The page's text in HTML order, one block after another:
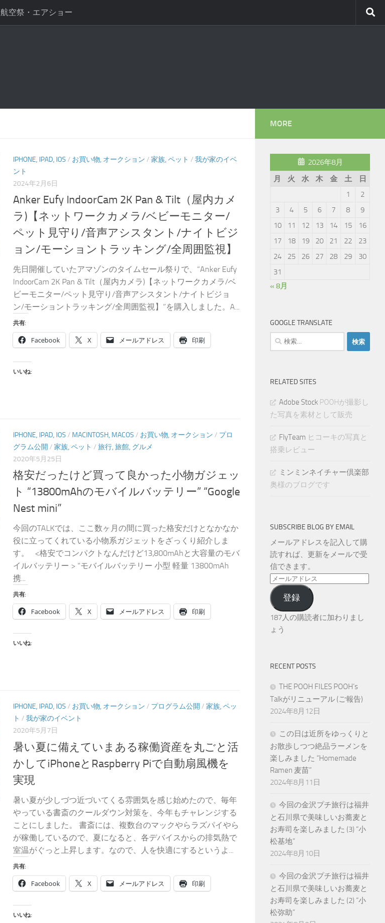
航空祭・エアショー
IPHONE, IPAD, IOS / お買い物, オークション / 家族, ペット / 我が家のイベ
ント
2024年2月6日
Anker Eufy IndoorCam 2K Pan & Tilt（屋内カメ
ラ)【ネットワークカメラ/ベビーモニター/
ペット見守り/音声アシスタント/ナイトビジ
ョン/モーショントラッキング/全周囲監視】
先日開催していたアマゾンのタイムセール祭りで、“Anker Eufy
IndoorCam 2K Pan & Tilt（屋内カメラ)【ネットワークカメラ/ベ
ビーモニター/ペット見守り/音声アシスタント/ナイトビジョ
ン/モーショントラッキング/全周囲監視】”を購入しました。A...
共有:
Facebook X メールアドレス 印刷
いいね:
IPHONE, IPAD, IOS / MACINTOSH, MACOS / お買い物, オークション / プロ
グラム公開 / 家族, ペット / 旅行, 旅館, グルメ
2020年5月25日
格安だったけど買って良かった小物ガジェッ
ト “13800mAhのモバイルバッテリー” “Google
Nest mini”
今回のTALKでは、ここ数ヶ月の間に買った格安だけとなかなか
役に立ってくれている小物系ガジェットをざっくり紹介しま
す。 <格安でコンパクトなんだけど13,800mAhと大容量のモバ
イルバッテリー > “モバイルバッテリー 小型 軽量 13800mAh
携...
共有:
Facebook X メールアドレス 印刷
いいね:
IPHONE, IPAD, IOS / お買い物, オークション / プログラム公開 / 家族, ペッ
ト / 我が家のイベント
2020年5月7日
暑い夏に備えていまある稼働資産を丸ごと活
かしてiPhoneとRaspberry Piで自動扇風機を
実現
暑い夏が少しづつ近づいてくる雰囲気を感じ始めたので、毎年
やっている書斎のクールダウン対策を、今年もチャレンジする
ことにしました。 書斎には、複数台のマックやらラズパイやら
が稼働しているので、夏になると、各デバイスからの排気熱で
室温がぐっと上昇します。なので、人を快適にするというよ...
共有:
Facebook X メールアドレス 印刷
いいね:
MORE
2026年8月
月
火 水 木 金 土
日
1
2
3
4 5 6 7 8
9
10
11 12 13 14 15
16
17
18 19 20 21 22
23
24
25 26 27 28 29
30
31
« 8月
GOOGLE TRANSLATE
検
索:
RELATED SITES
Adobe Stock POOHが撮影し
た写真を素材として販売
FlyTeam ヒコーキの写真と
搭乗レビュー
ミンミンネイチャー倶楽部
奥様のブログです
SUBSCRIBE BLOG BY EMAIL
メールアドレスを記入して購
読すれば、更新をメールで受
信できます。
メ
ー
ル
ア
ド
登録
187人の購読者に加わりまし
ょう
RECENT POSTS
THE POOH FILES POOH’s
Talkがリニューアル (ご報告)
2024年8月12日
この日は近所をゆっくりと
お散歩しつつ絶品ラーメンを
楽しみました “Homemade
Ramen 麦苗”
2024年8月11日
今回の金沢プチ旅行は福井
と石川県で美味しいお蕎麦と
お寿司を楽しみました (3) “小
松基地”
2024年8月10日
今回の金沢プチ旅行は福井
と石川県で美味しいお蕎麦と
お寿司を楽しみました (2) “小
松弥助”